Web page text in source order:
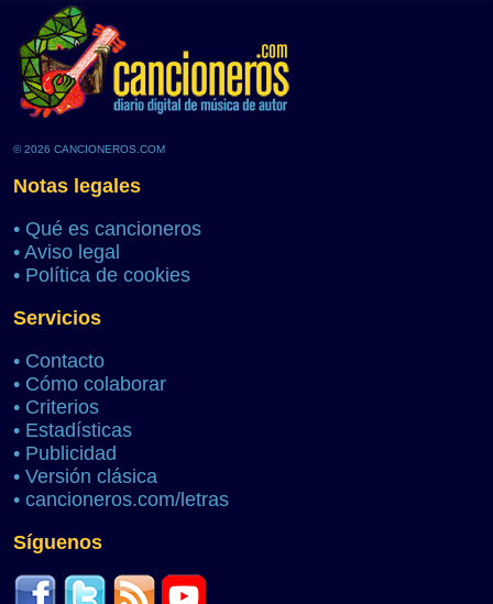
© 2026 CANCIONEROS.COM
Notas legales
• Qué es cancioneros
• Aviso legal
• Política de cookies
Servicios
• Contacto
• Cómo colaborar
• Criterios
• Estadísticas
• Publicidad
• Versión clásica
• cancioneros.com/letras
Síguenos